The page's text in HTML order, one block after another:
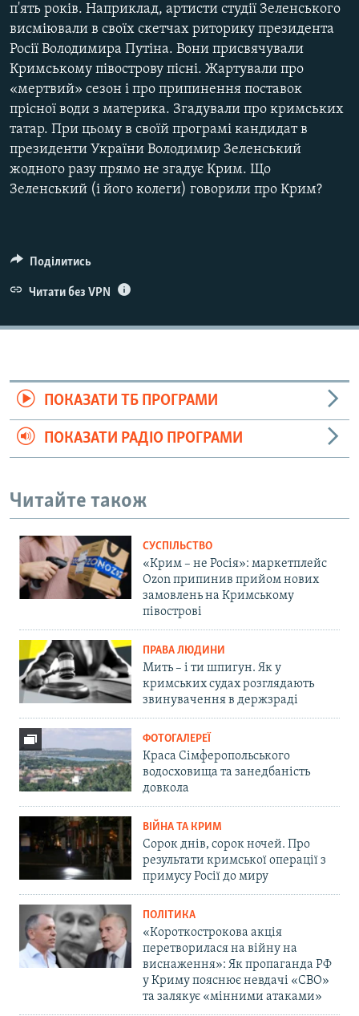
п'ять років. Наприклад, артисти студії Зеленського
висміювали в своїх скетчах риторику президента
Росії Володимира Путіна. Вони присвячували
Кримському півострову пісні. Жартували про
«мертвий» сезон і про припинення поставок
прісної води з материка. Згадували про кримських
татар. При цьому в своїй програмі кандидат в
президенти України Володимир Зеленський
жодного разу прямо не згадує Крим. Що
Зеленський (і його колеги) говорили про Крим?
Поділитись
Читати без VPN
ПОКАЗАТИ ТБ ПРОГРАМИ
ПОКАЗАТИ РАДІО ПРОГРАМИ
Читайте також
СУСПІЛЬСТВО
«Крим – не Росія»: маркетплейс
Ozon припинив прийом нових
замовлень на Кримському
півострові
ПРАВА ЛЮДИНИ
Мить – і ти шпигун. Як у
кримських судах розглядають
звинувачення в держзраді
ФОТОГАЛЕРЕЇ
Краса Сімферопольського
водосховища та занедбаність
довкола
ВІЙНА ТА КРИМ
Сорок днів, сорок ночей. Про
результати кримської операції з
примусу Росії до миру
ПОЛІТИКА
«Короткострокова акція
перетворилася на війну на
виснаження»: Як пропаганда РФ
у Криму пояснює невдачі «СВО»
та залякує «мінними атаками»